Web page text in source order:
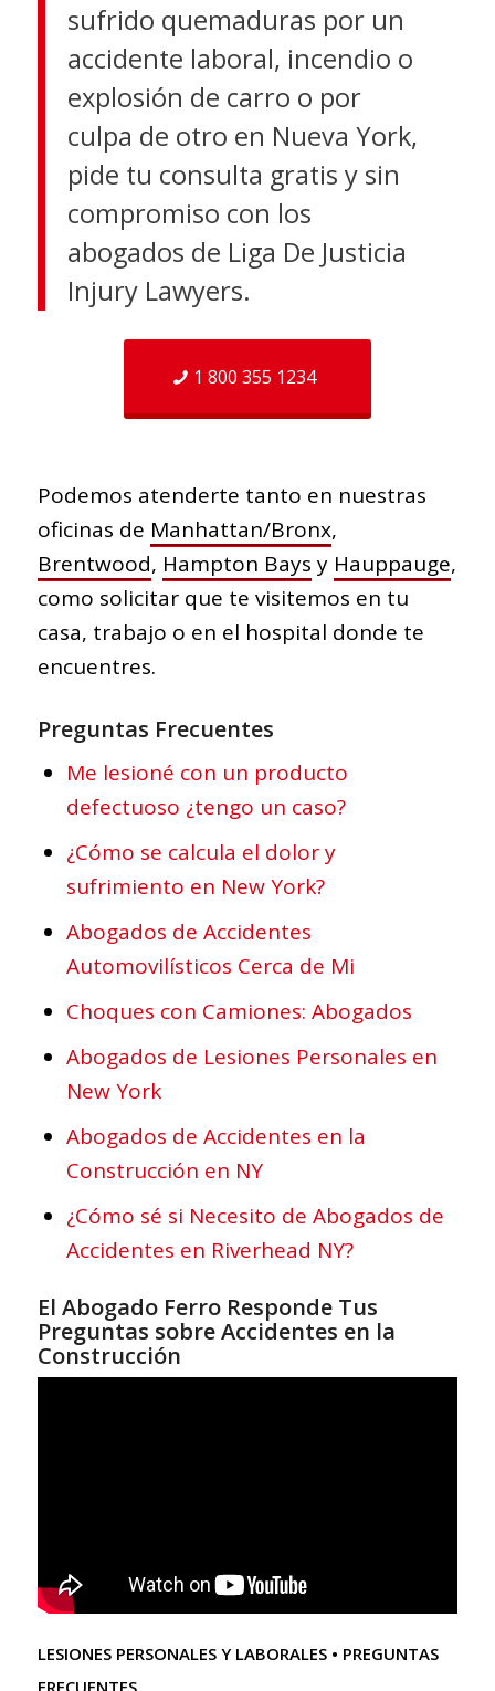
sufrido quemaduras por un
accidente laboral, incendio o
explosión de carro o por
culpa de otro en Nueva York,
pide tu consulta gratis y sin
compromiso con los
abogados de Liga De Justicia
Injury Lawyers.
1 800 355 1234
Podemos atenderte tanto en nuestras
oficinas de Manhattan/Bronx,
Brentwood, Hampton Bays y Hauppauge,
como solicitar que te visitemos en tu
casa, trabajo o en el hospital donde te
encuentres.
Preguntas Frecuentes
Me lesioné con un producto
defectuoso ¿tengo un caso?
¿Cómo se calcula el dolor y
sufrimiento en New York?
Abogados de Accidentes
Automovilísticos Cerca de Mi
Choques con Camiones: Abogados
Abogados de Lesiones Personales en
New York
Abogados de Accidentes en la
Construcción en NY
¿Cómo sé si Necesito de Abogados de
Accidentes en Riverhead NY?
El Abogado Ferro Responde Tus
Preguntas sobre Accidentes en la
Construcción
LESIONES PERSONALES Y LABORALES • PREGUNTAS
FRECUENTES